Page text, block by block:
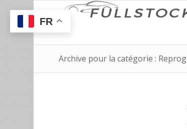
Archive pour la catégorie : Reprog
FR